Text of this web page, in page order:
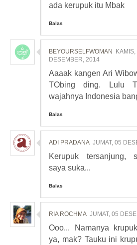
ada kerupuk itu Mbak
Balas
BEYOURSELFWOMAN KAMIS,
DESEMBER, 2014
Aaaak kangen Ari
TObing ding. Lulu
wajahnya Indonesia
Balas
ADI PRADANA JUMAT, 05
Kerupuk tersanjung,
saya suka...
Balas
RIA ROCHMA JUMAT, 05
Ooo... Namanya
ya, mak? Tauku ini